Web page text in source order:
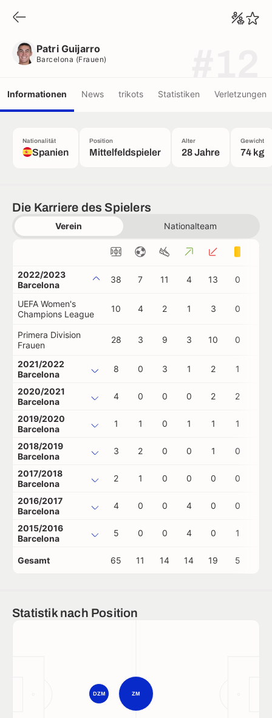
Patri Guijarro
Barcelona (frauen)
Informationen News trikots Statistiken Verletzungen
Nationalität
Spanien
Position
Mittelfeldspieler
Alter
28 Jahre
Gewicht
74 kg
Die Karriere des Spielers
Verein Nationalteam
2022/2023
Barcelona
38 7 11 4 13 0
UEFA Women's
Champions League
10 4 2 1 3 0
Primera Division
Frauen
28 3 9 3 10 0
2021/2022
Barcelona
8 0 3 1 2 1
2020/2021
Barcelona
4 0 0 0 2 2
2019/2020
Barcelona
1 1 0 1 1 1
2018/2019
Barcelona
3 2 0 0 1 0
2017/2018
Barcelona
2 1 0 0 0 0
2016/2017
Barcelona
4 0 0 4 0 0
2015/2016
Barcelona
5 0 0 4 0 1
Gesamt 65 11 14 14 19 5
Statistik nach Position
ZM
DZM